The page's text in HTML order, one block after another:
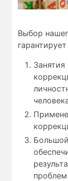
Выбор